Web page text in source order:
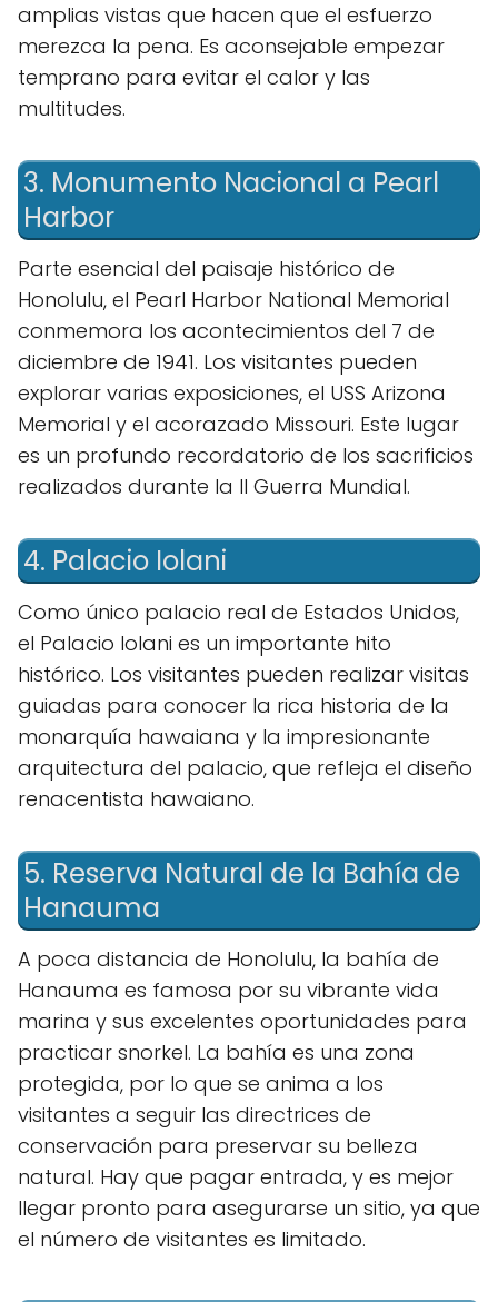
amplias vistas que hacen que el esfuerzo
merezca la pena. Es aconsejable empezar
temprano para evitar el calor y las
multitudes.
3. Monumento Nacional a Pearl
Harbor
Parte esencial del paisaje histórico de
Honolulu, el Pearl Harbor National Memorial
conmemora los acontecimientos del 7 de
diciembre de 1941. Los visitantes pueden
explorar varias exposiciones, el USS Arizona
Memorial y el acorazado Missouri. Este lugar
es un profundo recordatorio de los sacrificios
realizados durante la II Guerra Mundial.
4. Palacio Iolani
Como único palacio real de Estados Unidos,
el Palacio Iolani es un importante hito
histórico. Los visitantes pueden realizar visitas
guiadas para conocer la rica historia de la
monarquía hawaiana y la impresionante
arquitectura del palacio, que refleja el diseño
renacentista hawaiano.
5. Reserva Natural de la Bahía de
Hanauma
A poca distancia de Honolulu, la bahía de
Hanauma es famosa por su vibrante vida
marina y sus excelentes oportunidades para
practicar snorkel. La bahía es una zona
protegida, por lo que se anima a los
visitantes a seguir las directrices de
conservación para preservar su belleza
natural. Hay que pagar entrada, y es mejor
llegar pronto para asegurarse un sitio, ya que
el número de visitantes es limitado.